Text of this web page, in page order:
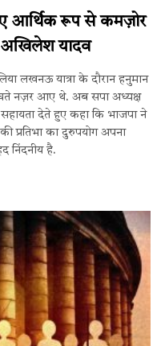
आर्थिक रूप से कमज़ोर
अखिलेश यादव
लखनऊ यात्रा के दौरान हनुमान
नज़र आए थे. अब सपा अध्यक्ष
देते हुए कहा कि भाजपा ने
प्रतिभा का दुरुपयोग अपना
निंदनीय है.